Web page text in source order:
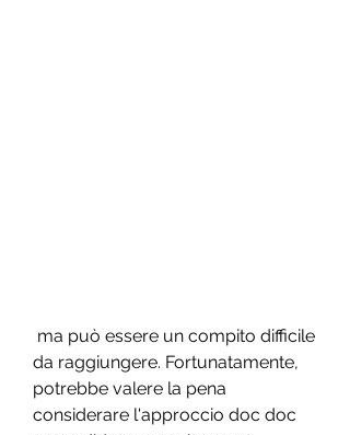
da raggiungere. Fortunatamente,
potrebbe valere la pena
considerare l'approccio doc doc